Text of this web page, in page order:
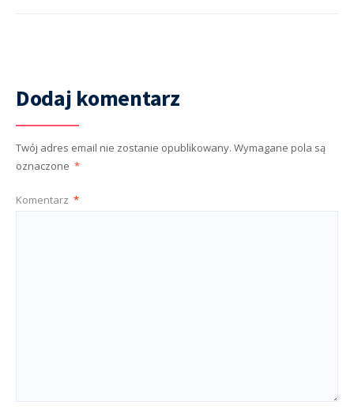
Dodaj komentarz
Twój adres email nie zostanie opublikowany. Wymagane pola są
oznaczone *
Komentarz *